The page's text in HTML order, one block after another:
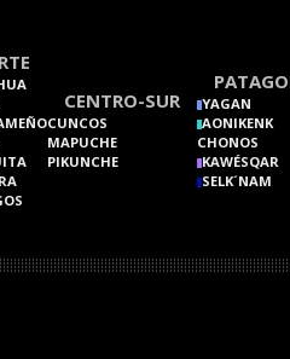
CENTRO-SUR
CUNCOS
MAPUCHE
PIKUNCHE
YAGAN
AONIKENK
CHONOS
KAWÉSQAR
SELK´NAM